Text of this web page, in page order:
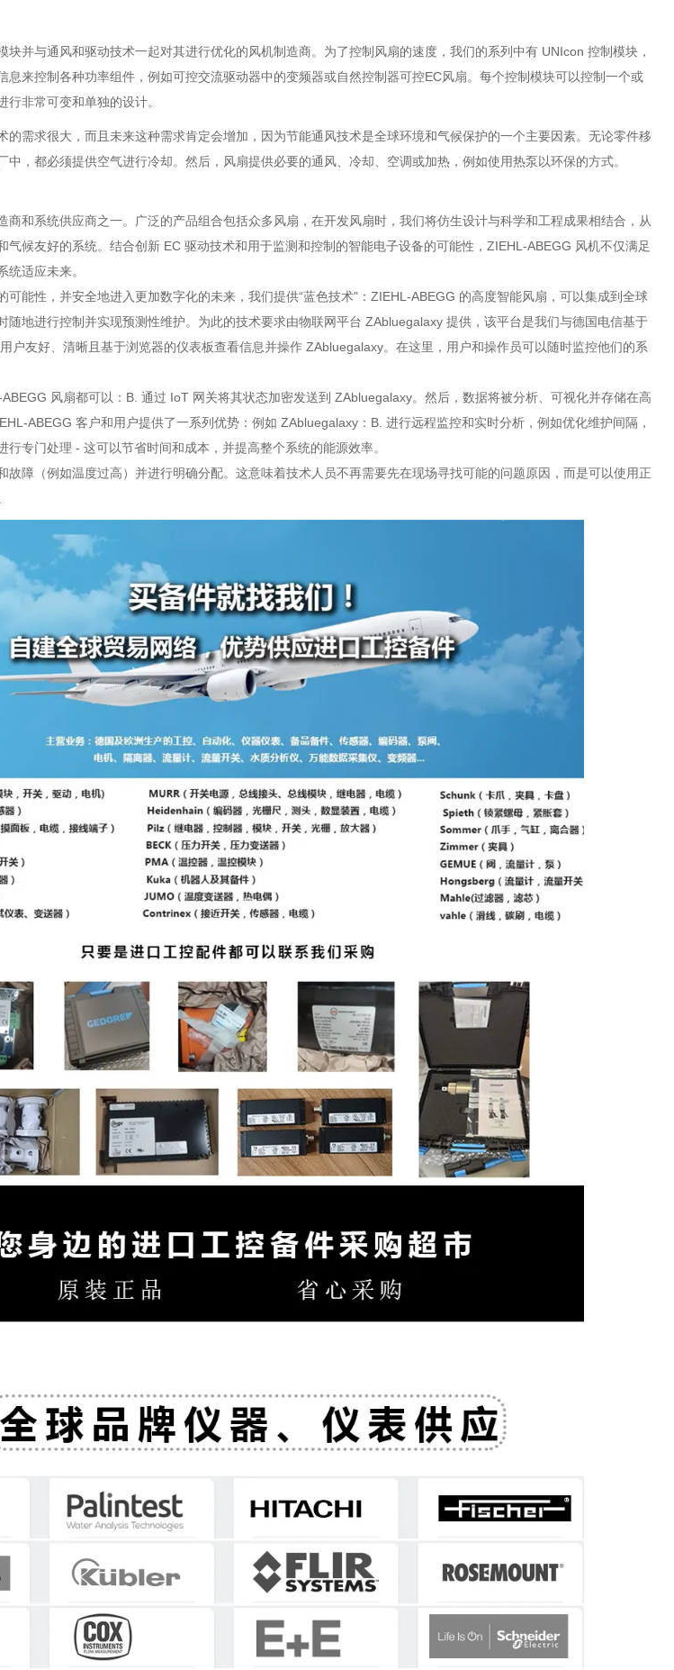
块并与通风和驱动技术一起对其进行优化的风机制造商。为了控制风扇的速度，我们的系列中有 UNIcon 控制模块，
息来控制各种功率组件，例如可控交流驱动器中的变频器或自然控制器可控EC风扇。每个控制模块可以控制一个或
非常可变和单独的设计。
的需求很大，而且未来这种需求肯定会增加，因为节能通风技术是全球环境和气候保护的一个主要因素。无论零件移
，都必须提供空气进行冷却。然后，风扇提供必要的通风、冷却、空调或加热，例如使用热泵以环保的方式。
商和系统供应商之一。广泛的产品组合包括众多风扇，在开发风扇时，我们将仿生设计与科学和工程成果相结合，从
气候友好的系统。结合创新 EC 驱动技术和用于监测和控制的智能电子设备的可能性，ZIEHL-ABEGG 风机不仅满足
适应未来。
可能性，并安全地进入更加数字化的未来，我们提供“蓝色技术"：ZIEHL-ABEGG 的高度智能风扇，可以集成到全球
随地进行控制并实现预测性维护。为此的技术要求由物联网平台 ZAbluegalaxy 提供，该平台是我们与德国电信基于
户友好、清晰且基于浏览器的仪表板查看信息并操作 ZAbluegalaxy。在这里，用户和操作员可以随时监控他们的系
风扇都可以：B. 通过 IoT 网关将其状态加密发送到 ZAbluegalaxy。然后，数据将被分析、可视化并存储在高
ABEGG 客户和用户提供了一系列优势：例如 ZAbluegalaxy：B. 进行远程监控和实时分析，例如优化维护间隔，
专门处理 - 这可以节省时间和成本，并提高整个系统的能源效率。
故障（例如温度过高）并进行明确分配。这意味着技术人员不再需要先在现场寻找可能的问题原因，而是可以使用正